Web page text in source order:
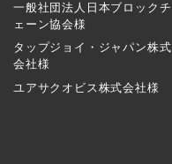
一般社団法人日本ブロックチ
ェーン協会様
タップジョイ・ジャパン株式
会社様
ユアサクオビス株式会社様